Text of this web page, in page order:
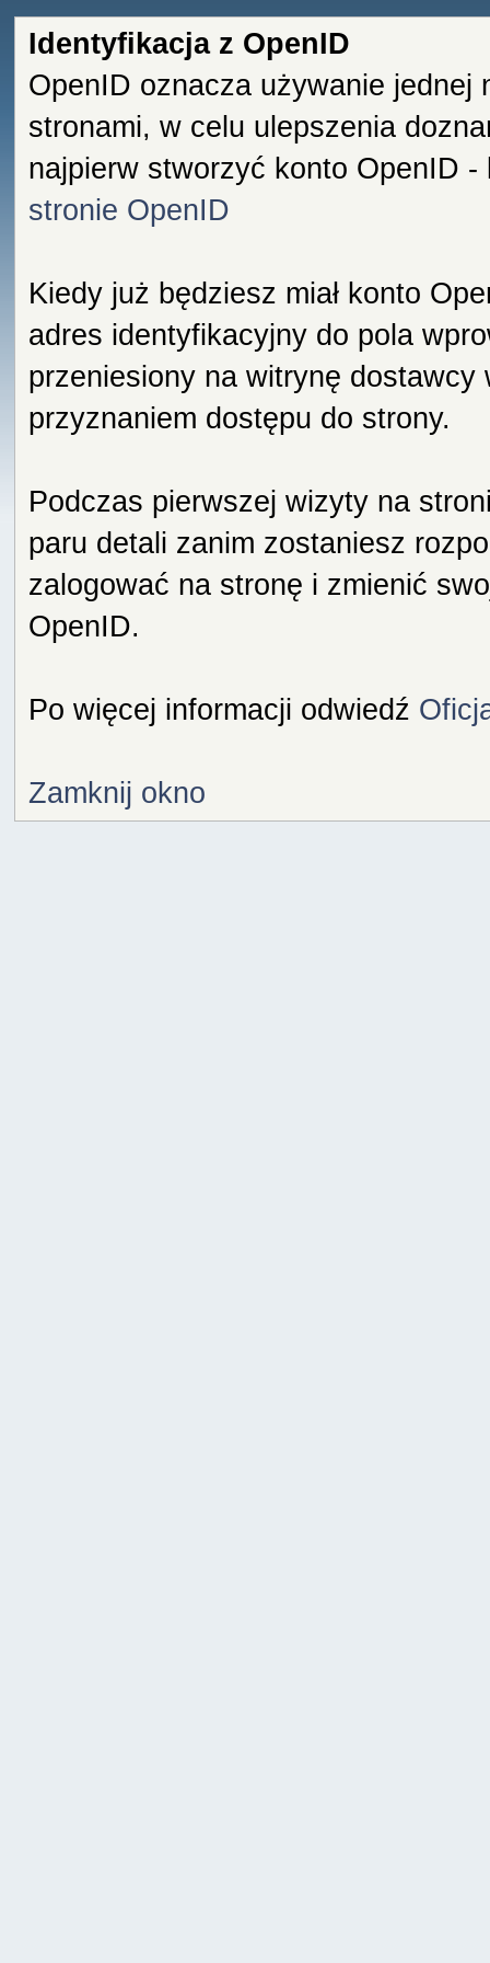
Identyfikacja z OpenID
OpenID oznacza używanie
stronami, w celu ulepszenia
najpierw stworzyć konto OpenID
stronie OpenID
Kiedy już będziesz miał konto
adres identyfikacyjny do pola
przeniesiony na witrynę
przyznaniem dostępu do strony.
Podczas pierwszej wizyty na
paru detali zanim zostaniesz
zalogować na stronę i zmienić
OpenID.
Po więcej informacji odwiedź
Zamknij okno